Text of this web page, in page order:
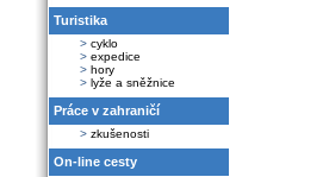
Turistika
> cyklo
> expedice
> hory
> lyže a sněžnice
Práce v zahraničí
> zkušenosti
On-line cesty